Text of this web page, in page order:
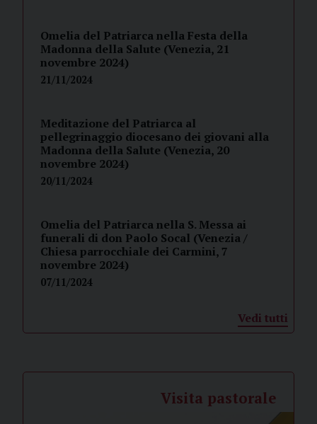
Omelia del Patriarca nella Festa della
Madonna della Salute (Venezia, 21
novembre 2024)
21/11/2024
Meditazione del Patriarca al
pellegrinaggio diocesano dei giovani alla
Madonna della Salute (Venezia, 20
novembre 2024)
20/11/2024
Omelia del Patriarca nella S. Messa ai
funerali di don Paolo Socal (Venezia /
Chiesa parrocchiale dei Carmini, 7
novembre 2024)
07/11/2024
Vedi tutti
Visita pastorale